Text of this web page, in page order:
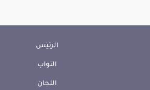
الرئيس
النواب
اللجان